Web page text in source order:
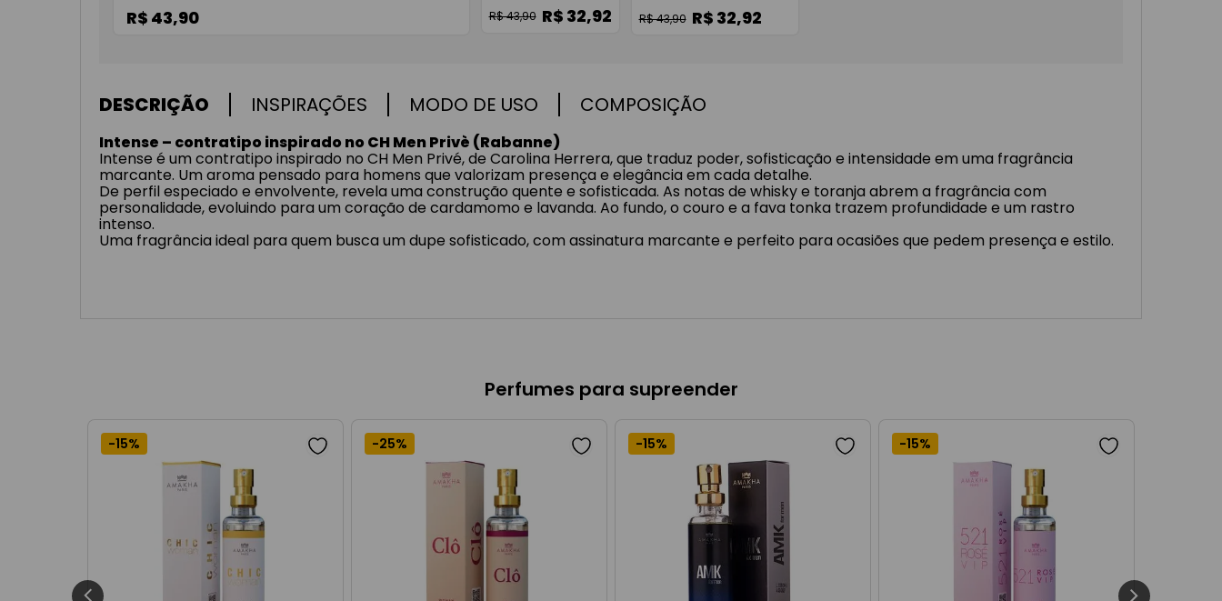
R$ 43,90
R$ 43,90 R$ 32,92
R$ 43,90 R$ 32,92
DESCRIÇÃO INSPIRAÇÕES MODO DE USO COMPOSIÇÃO
Intense – contratipo inspirado no CH Men Privè (Rabanne)
Intense é um contratipo inspirado no CH Men Privé, de Carolina Herrera, que traduz poder, sofisticação e intensidade em uma fragrância
marcante. Um aroma pensado para homens que valorizam presença e elegância em cada detalhe.
De perfil especiado e envolvente, revela uma construção quente e sofisticada. As notas de whisky e toranja abrem a fragrância com
personalidade, evoluindo para um coração de cardamomo e lavanda. Ao fundo, o couro e a fava tonka trazem profundidade e um rastro
intenso.
Uma fragrância ideal para quem busca um dupe sofisticado, com assinatura marcante e perfeito para ocasiões que pedem presença e estilo.
Perfumes para supreender
-15% -25% -15% -15%